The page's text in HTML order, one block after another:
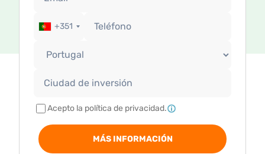
+351
Acepto la política de privacidad.
MÁS INFORMACIÓN